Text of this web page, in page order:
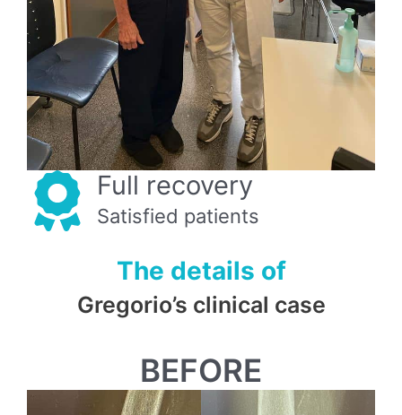
Full recovery
Satisfied patients
The details of
Gregorio’s clinical case
BEFORE